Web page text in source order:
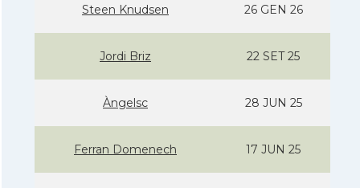
Steen Knudsen 26 GEN 26
Jordi Briz 22 SET 25
Àngelsc 28 JUN 25
Ferran Domenech 17 JUN 25